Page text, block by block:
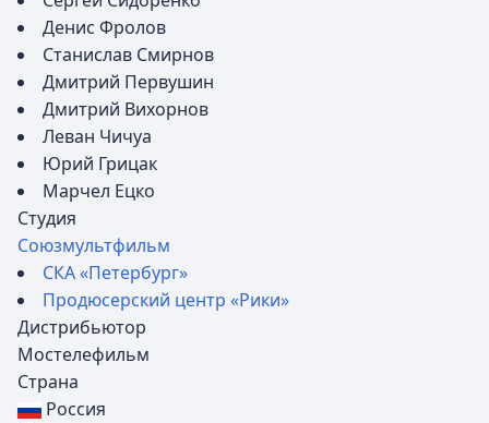
Денис Фролов
Станислав Смирнов
Дмитрий Первушин
Дмитрий Вихорнов
Леван Чичуа
Юрий Грицак
Марчел Ецко
Студия
Союзмультфильм
СКА «Петербург»
Продюсерский центр «Рики»
Дистрибьютор
Мостелефильм
Страна
Россия